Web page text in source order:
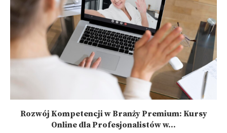
Rozwój Kompetencji w Branży Premium: Kursy
Online dla Profesjonalistów w...